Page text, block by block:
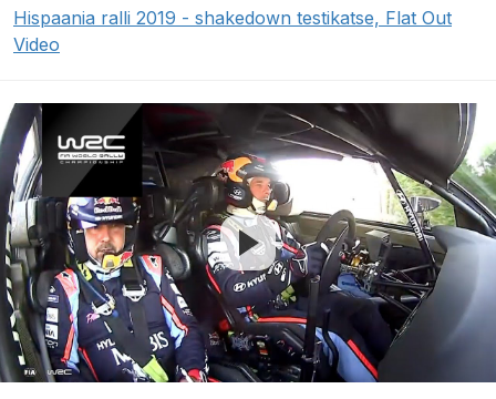
Hispaania ralli 2019 - shakedown testikatse, Flat Out
Video